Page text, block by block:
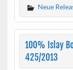
Neue
100% Islay
425/2013